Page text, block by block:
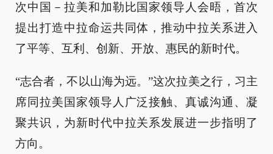
次中国－拉美和加勒比国家领导人会晤，首次
提出打造中拉命运共同体，推动中拉关系进入
了平等、互利、创新、开放、惠民的新时代。
“志合者，不以山海为远。”这次拉美之行，习主
席同拉美国家领导人广泛接触、真诚沟通、凝
聚共识，为新时代中拉关系发展进一步指明了
方向。